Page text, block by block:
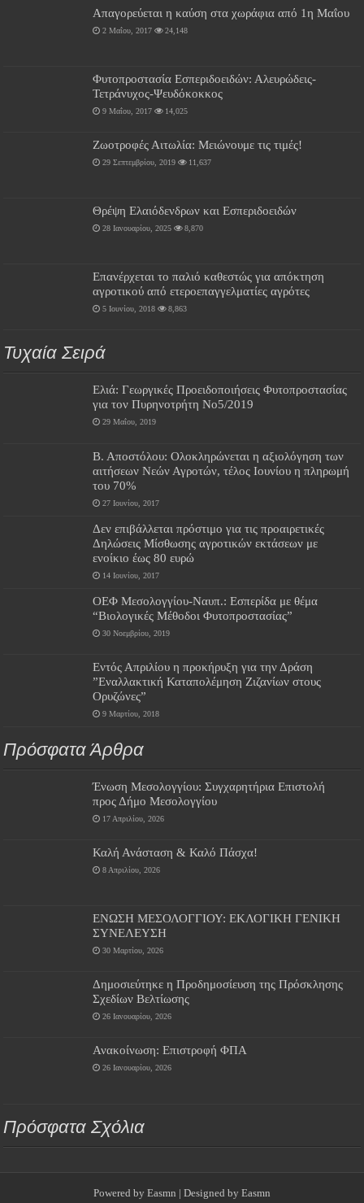
Απαγορεύεται η καύση στα χωράφια από 1η Μαΐου
2 Μαΐου, 2017 24,148
Φυτοπροστασία Εσπεριδοειδών: Αλευρώδεις-
Τετράνυχος-Ψευδόκοκκος
9 Μαΐου, 2017 14,025
Ζωοτροφές Αιτωλία: Μειώνουμε τις τιμές!
29 Σεπτεμβρίου, 2019 11,637
Θρέψη Ελαιόδενδρων και Εσπεριδοειδών
28 Ιανουαρίου, 2025 8,870
Επανέρχεται το παλιό καθεστώς για απόκτηση
αγροτικού από ετεροεπαγγελματίες αγρότες
5 Ιουνίου, 2018 8,863
Τυχαία Σειρά
Ελιά: Γεωργικές Προειδοποιήσεις Φυτοπροστασίας
για τον Πυρηνοτρήτη Νο5/2019
29 Μαΐου, 2019
Β. Αποστόλου: Ολοκληρώνεται η αξιολόγηση των
αιτήσεων Νεών Αγροτών, τέλος Ιουνίου η πληρωμή
του 70%
27 Ιουνίου, 2017
Δεν επιβάλλεται πρόστιμο για τις προαιρετικές
Δηλώσεις Μίσθωσης αγροτικών εκτάσεων με
ενοίκιο έως 80 ευρώ
14 Ιουνίου, 2017
ΟΕΦ Μεσολογγίου-Ναυπ.: Εσπερίδα με θέμα
“Βιολογικές Μέθοδοι Φυτοπροστασίας”
30 Νοεμβρίου, 2019
Εντός Απριλίου η προκήρυξη για την Δράση
”Εναλλακτική Καταπολέμηση Ζιζανίων στους
Ορυζώνες”
9 Μαρτίου, 2018
Πρόσφατα Άρθρα
Ένωση Μεσολογγίου: Συγχαρητήρια Επιστολή
προς Δήμο Μεσολογγίου
17 Απριλίου, 2026
Καλή Ανάσταση & Καλό Πάσχα!
8 Απριλίου, 2026
ΕΝΩΣΗ ΜΕΣΟΛΟΓΓΙΟΥ: ΕΚΛΟΓΙΚΗ ΓΕΝΙΚΗ
ΣΥΝΕΛΕΥΣΗ
30 Μαρτίου, 2026
Δημοσιεύτηκε η Προδημοσίευση της Πρόσκλησης
Σχεδίων Βελτίωσης
26 Ιανουαρίου, 2026
Ανακοίνωση: Επιστροφή ΦΠΑ
26 Ιανουαρίου, 2026
Πρόσφατα Σχόλια
Powered by Easmn | Designed by Easmn